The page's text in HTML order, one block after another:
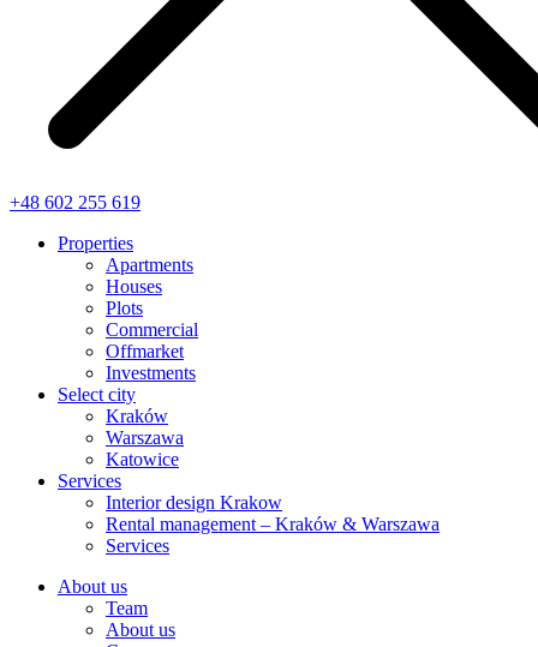
+48 602 255 619
Properties
Apartments
Houses
Plots
Commercial
Offmarket
Investments
Select city
Kraków
Warszawa
Katowice
Services
Interior design Krakow
Rental management – Kraków & Warszawa
Services
About us
Team
About us